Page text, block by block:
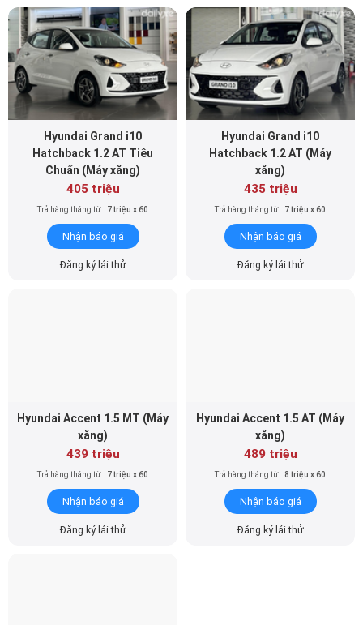
Hyundai Grand i10
Hatchback 1.2 AT Tiêu
Chuẩn (Máy xăng)
405 triệu
Trả hàng tháng từ: 7 triệu x 60
Nhận báo giá
Đăng ký lái thử
Hyundai Grand i10
Hatchback 1.2 AT (Máy
xăng)
435 triệu
Trả hàng tháng từ: 7 triệu x 60
Nhận báo giá
Đăng ký lái thử
Hyundai Accent 1.5 MT (Máy
xăng)
439 triệu
Trả hàng tháng từ: 7 triệu x 60
Nhận báo giá
Đăng ký lái thử
Hyundai Accent 1.5 AT (Máy
xăng)
489 triệu
Trả hàng tháng từ: 8 triệu x 60
Nhận báo giá
Đăng ký lái thử